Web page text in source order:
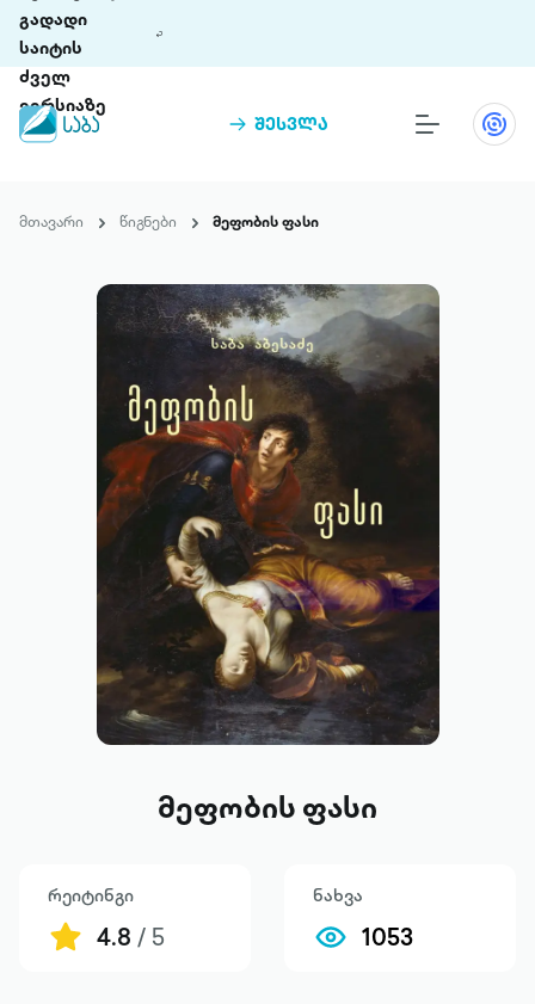
გადადი
საიტის
ძველ
ვერსიაზე
შესვლა
თინეთი 9 ციფრულ პლატფორმასა და 5
ჩვენ შესახებ
პაკეტები
მთავარი წიგნები მეფობის ფასი
მეფობის ფასი
რეიტინგი
4.8 / 5
ნახვა
1053